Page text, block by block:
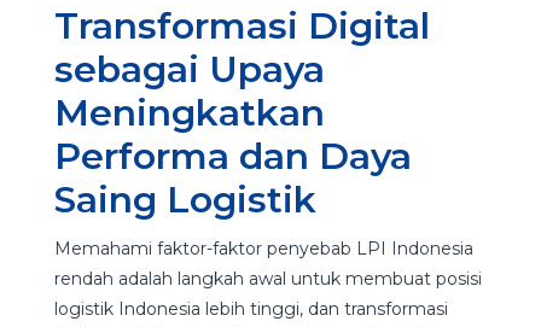
Transformasi Digital
sebagai Upaya
Meningkatkan
Performa dan Daya
Saing Logistik
Memahami faktor-faktor penyebab LPI Indonesia
rendah adalah langkah awal untuk membuat posisi
logistik Indonesia lebih tinggi, dan transformasi